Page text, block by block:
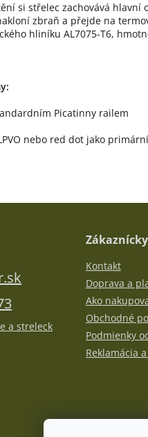
si střelec zachovává
zbraň a přejde na
hliníku AL7075-T6,
Picatinny railem
nebo red dot jako
a streleck
Kontakt
Doprava a
Ako
Obchodné
Podmienky
Reklamácia